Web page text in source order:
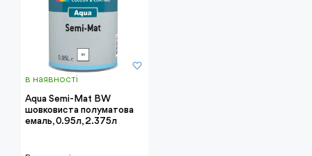
в наявності
Aqua Semi-Mat BW
шовковиста полуматова
емаль, 0.95л, 2.375л